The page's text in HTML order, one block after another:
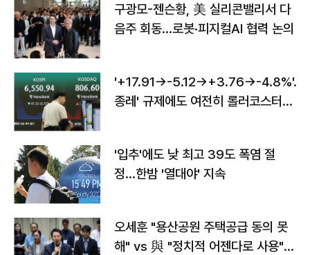
구광모-젠슨황, 美 실리콘밸리서 다
음주 회동…로봇·피지컬AI 협력 논의
'+17.91→-5.12→+3.76→-4.8%'…'
종레' 규제에도 여전히 롤러코스터
'입추'에도 낮 최고 39도 폭염 절
정…한밤 '열대야' 지속
오세훈 "용산공원 주택공급 동의 못
해" vs 與 "정치적 어젠다로 사용"